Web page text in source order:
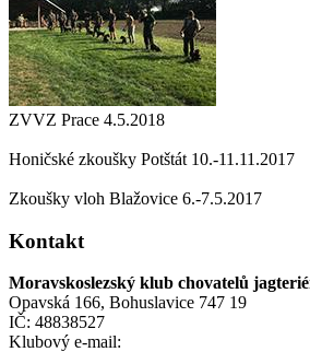
ZVVZ Prace 4.5.2018
Honičské zkoušky Potštát 10.-11.11.2017
Zkoušky vloh Blažovice 6.-7.5.2017
Kontakt
Moravskoslezský klub chovatelů
Opavská 166, Bohuslavice 747 19
IČ: 48838527
Klubový e-mail: